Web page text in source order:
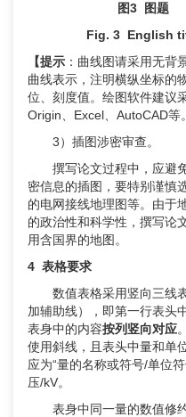
图3 图题
Fig. 3 English
【提示 ：曲线图请采用无背
曲线表示，注明横纵坐标的
位、刻度值。绘图软件建议
Origin、Excel、AutoCAD等。
3）插图涉密审查。
撰写论文过程中，应避
密信息的插图，要特别谨慎
的电网接线地理图等。由于
的政治性和科学性，撰写论
用含国界的地图。
4 表格要求
数值表格采用竖向三线
加辅助线），即第一行表头
表身中的内容按列竖向对应
使用斜线，且表头中量和单
应为“量的名称或符号/单位
压/kV。
表身中同一量的数值修